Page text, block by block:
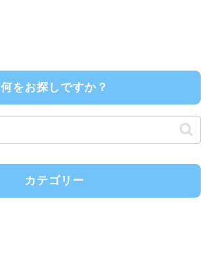
何をお探しですか？
カテゴリー